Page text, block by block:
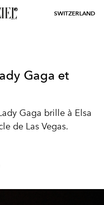
SWITZERLAND
Gaga et
Gaga brille à Elsa
de Las Vegas.